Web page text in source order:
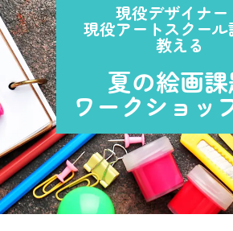
現役デザイナー
現役アートスクー
教える
夏の絵画
ワークショッ